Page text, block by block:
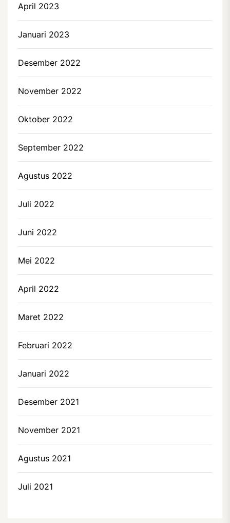
April 2023
Januari 2023
Desember 2022
November 2022
Oktober 2022
September 2022
Agustus 2022
Juli 2022
Juni 2022
Mei 2022
April 2022
Maret 2022
Februari 2022
Januari 2022
Desember 2021
November 2021
Agustus 2021
Juli 2021